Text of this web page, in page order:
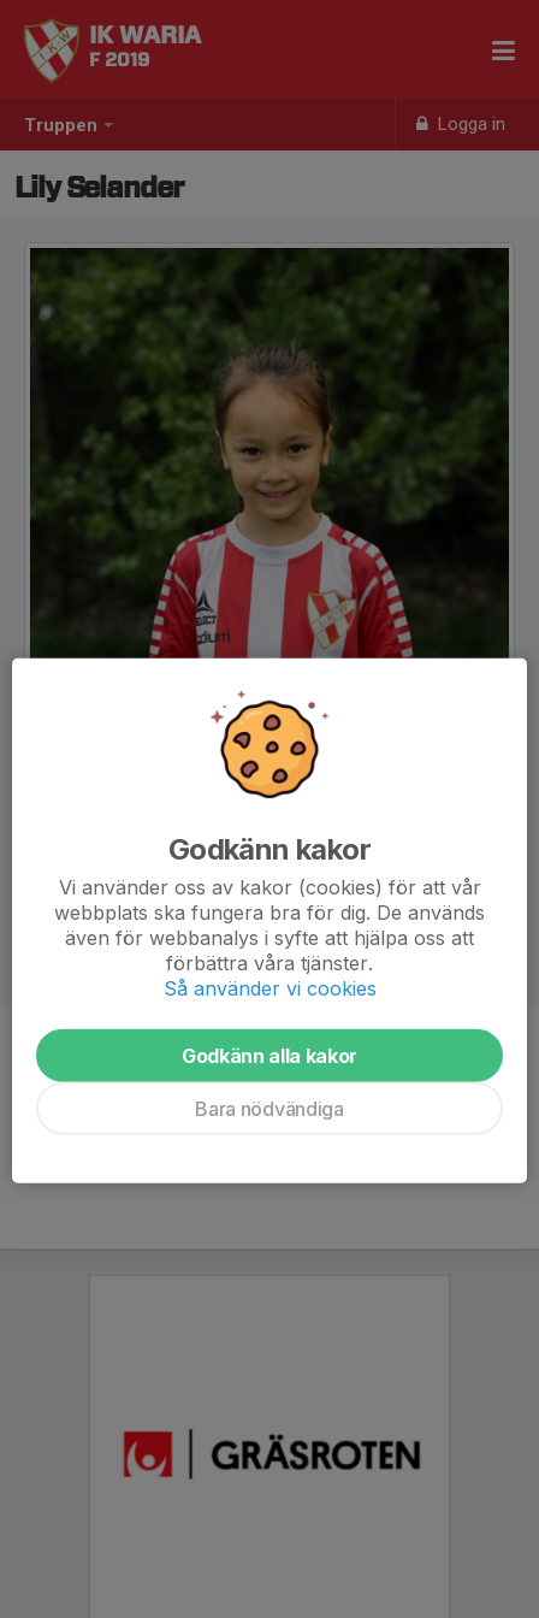
Truppen Logga in
IK WARIA
F 2019
Lily Selander
Position
-
Ålder
7 år
Godkänn kakor
Vi använder oss av kakor (cookies) för att vår
webbplats ska fungera bra för dig. De används
även för webbanalys i syfte att hjälpa oss att
förbättra våra tjänster.
Så använder vi cookies
Godkänn alla kakor
Bara nödvändiga